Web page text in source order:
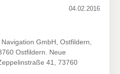
04.02.2016
GmbH, Ostfildern,
Ostfildern. Neue
41, 73760